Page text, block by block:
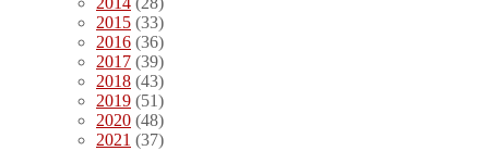
2015 (33)
2016 (36)
2017 (39)
2018 (43)
2019 (51)
2020 (48)
2021 (37)